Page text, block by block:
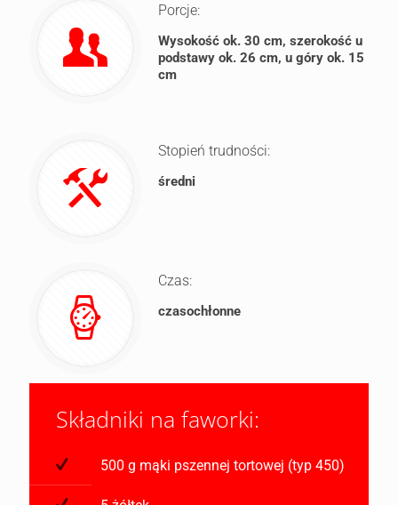
Porcje:
Wysokość ok. 30 cm, szerokość u
podstawy ok. 26 cm, u góry ok. 15
cm
Stopień trudności:
średni
Czas:
czasochłonne
Składniki na faworki:
500 g mąki pszennej tortowej (typ 450)